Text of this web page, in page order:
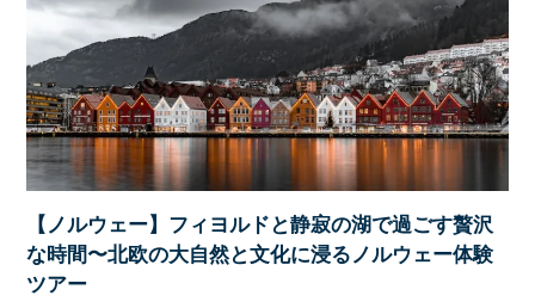
【ノルウェー】フィヨルドと静寂の湖で過ごす贅沢
な時間〜北欧の大自然と文化に浸るノルウェー体験
ツアー